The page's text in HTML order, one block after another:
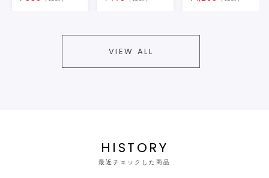
VIEW ALL
HISTORY
最近チェックした商品